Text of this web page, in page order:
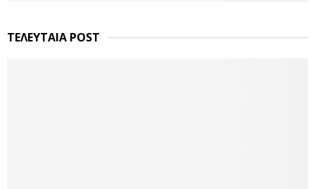
ΤΕΛΕΥΤΑΙΑ POST